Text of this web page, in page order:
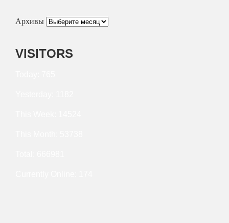
Архивы
VISITORS